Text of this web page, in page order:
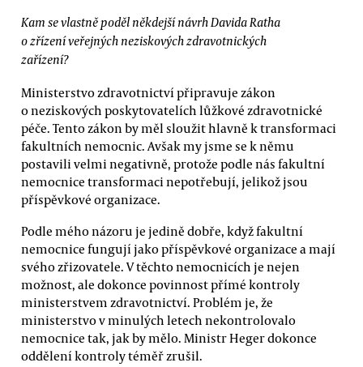
Kam se vlastně poděl někdejší návrh Davida Ratha
o zřízení veřejných neziskových zdravotnických
zařízení?
Ministerstvo zdravotnictví připravuje zákon
o neziskových poskytovatelích lůžkové zdravotnické
péče. Tento zákon by měl sloužit hlavně k transformaci
fakultních nemocnic. Avšak my jsme se k němu
postavili velmi negativně, protože podle nás fakultní
nemocnice transformaci nepotřebují, jelikož jsou
příspěvkové organizace.
Podle mého názoru je jedině dobře, když fakultní
nemocnice fungují jako příspěvkové organizace a mají
svého zřizovatele. V těchto nemocnicích je nejen
možnost, ale dokonce povinnost přímé kontroly
ministerstvem zdravotnictví. Problém je, že
ministerstvo v minulých letech nekontrolovalo
nemocnice tak, jak by mělo. Ministr Heger dokonce
oddělení kontroly téměř zrušil.